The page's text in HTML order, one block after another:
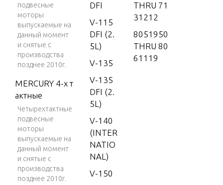
подвесные
моторы
выпускаемые на
данный момент
и снятые с
производства
позднее 2010г.
MERCURY 4-х т
актные
Четырехтактные
подвесные
моторы
выпускаемые на
данный момент
и снятые с
производства
позднее 2010г.
DFI
V-115
DFI (2.
5L)
V-135
V-135
DFI (2.
5L)
V-140
(INTER
NATIO
NAL)
V-150
THRU 71
31212
8051950
THRU 80
61119